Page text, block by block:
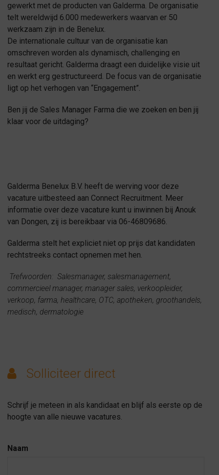
gewerkt met de producten van Galderma. De organisatie
telt wereldwijd 6.000 medewerkers waarvan er 50
werkzaam zijn in de Benelux.
De internationale cultuur van de organisatie kan
omschreven worden als dynamisch, challenging en
resultaat gericht. Galderma draagt een duidelijke visie uit
en werkt erg gestructureerd. De focus van de organisatie
ligt op het verhogen van “Engagement”.
Ben jij de Sales Manager Farma die we zoeken en ben jij
klaar voor de uitdaging?
Galderma Benelux B.V. heeft de werving voor deze
vacature uitbesteed aan Connect Recruitment. Meer
informatie over deze vacature kunt u inwinnen bij Anouk
van Dongen, zij is bereikbaar via 06-46809686.
Galderma stelt het expliciet niet op prijs dat kandidaten
rechtstreeks contact opnemen met hen.
Trefwoorden: Salesmanager, salesmanagement,
commercieel manager, manager sales, verkoopleider,
verkoop, farma, healthcare, OTC, apotheken, groothandels,
medisch, dermatologie
Solliciteer direct
Schrijf je meteen in als kandidaat en blijf als eerste op de
hoogte van alle nieuwe vacatures.
Naam